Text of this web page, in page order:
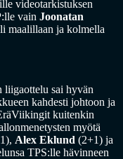
videotarkistuksen
vain Joonatan
maalillaan ja kolmella
liigaottelu sai hyvän
kahdesti johtoon ja
kuitenkin
myötä
Alex Eklund (2+1) ja
TPS:lle hävinneen